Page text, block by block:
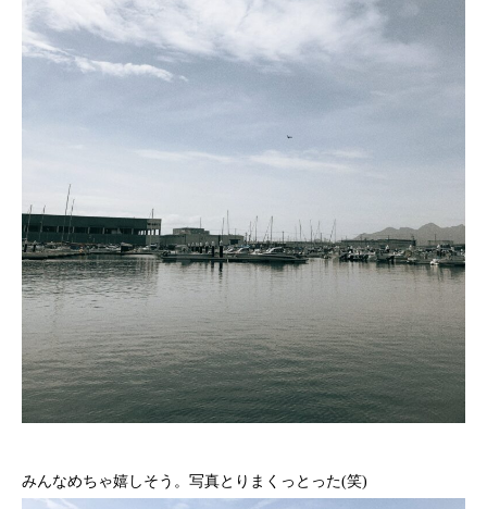
みんなめちゃ嬉しそう。写真とりまくっとった(笑)